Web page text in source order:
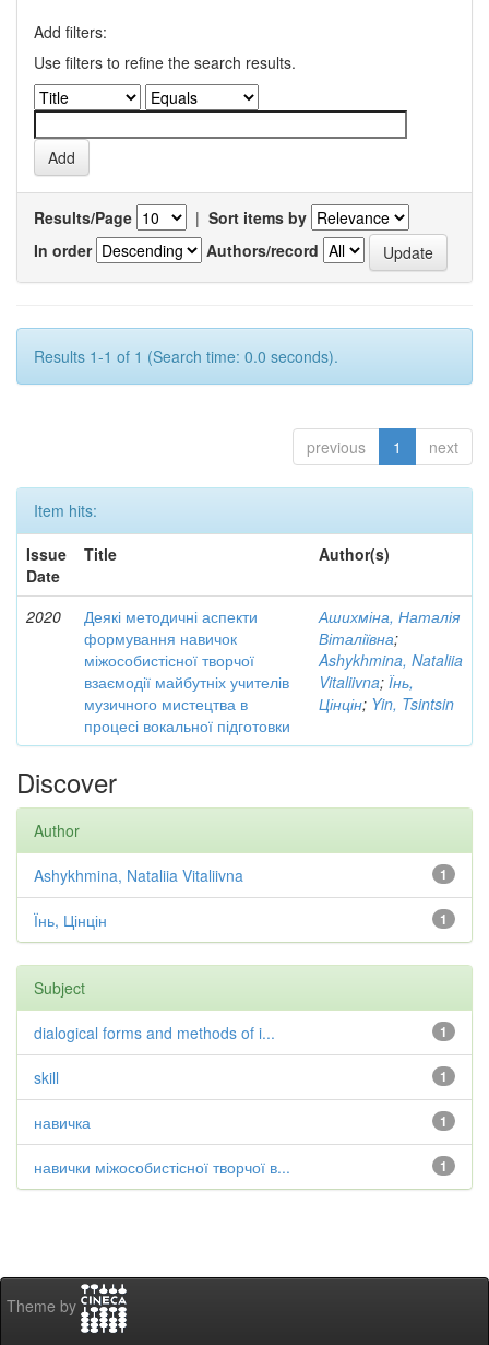
Add filters:
Use filters to refine the search results.
Results/Page | Sort items by
In order
Authors/record
Results 1-1 of 1 (Search time: 0.0 seconds).
previous 1 next
Item hits:
Issue
Date
Title Author(s)
2020
Деякі методичні аспекти
формування навичок
міжособистісної творчої
взаємодії майбутніх учителів
музичного мистецтва в
процесі вокальної підготовки
Ашихміна, Наталія
Віталіївна;
Ashykhmina, Nataliia
Vitaliivna; Їнь,
Цінцін; Yin, Tsintsin
Discover
Author
1
Ashykhmina, Nataliia Vitaliivna
1
Їнь, Цінцін
Subject
1
dialogical forms and methods of i...
1
skill
1
навичка
1
навички міжособистісної творчої в...
Theme by